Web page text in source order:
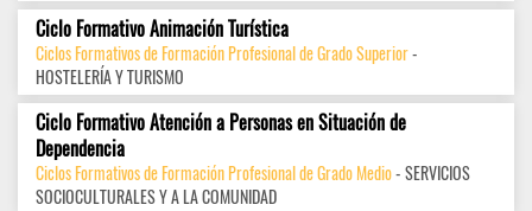
Ciclo Formativo Animación Turística
Ciclos Formativos de Formación Profesional de Grado Superior-
HOSTELERÍA Y TURISMO
Ciclo Formativo Atención a Personas en Situación de
Dependencia
Ciclos Formativos de Formación Profesional de Grado Medio- SERVICIOS
SOCIOCULTURALES Y A LA COMUNIDAD